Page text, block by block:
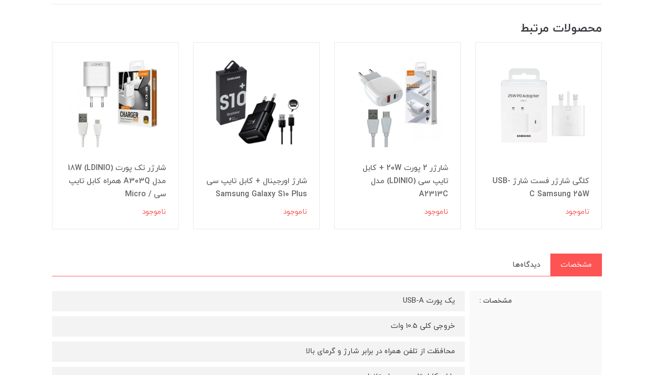
محصولات مرتبط
کلگی شارژر فست شارژ USB-
C Samsung 25W
ناموجود
شارژر 2 پورت 20W + کابل
تایپ سی (LDINIO) مدل
A2313C
ناموجود
شارژ اورجینال + کابل تایپ سی
Samsung Galaxy S10 Plus
ناموجود
شارژر تک پورت 18W (LDINIO)
مدل A303Q همراه کابل تایپ
سی / Micro
ناموجود
مشخصات دیدگاه‌ها
مشخصات : یک پورت USB-A
خروجی کلی 10.5 وات
محافظت از تلفن همراه در برابر شارژ و گرمای بالا